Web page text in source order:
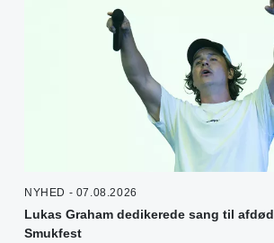
NYHED - 07.08.2026
Lukas Graham dedikerede sang til
Smukfest